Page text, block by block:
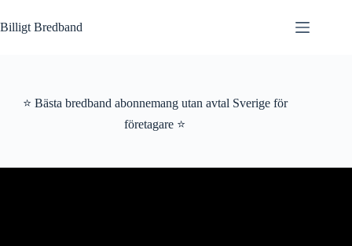
till
innehåll
Billigt Bredband
⭐ Bästa bredband abonnemang utan avtal Sverige för
företagare ⭐